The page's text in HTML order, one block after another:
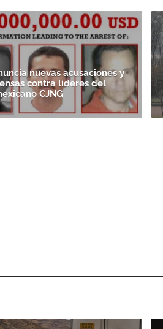
nuevas acusaciones y
contra líderes del
CJNG